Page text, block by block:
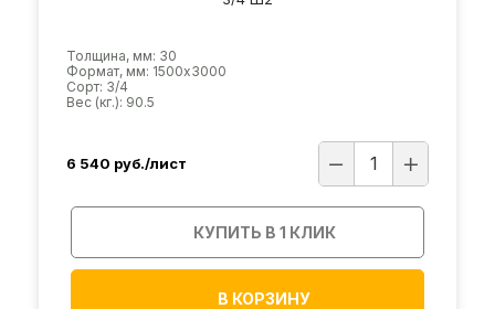
Толщина, мм: 30
Формат, мм: 1500х3000
Сорт: 3/4
Вес (кг.): 90.5
6 540 руб./лист
КУПИТЬ В 1 КЛИК
В КОРЗИНУ